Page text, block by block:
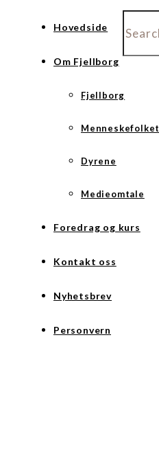
Hovedside
Om Fjellborg
Fjellborg
Menneskefolket
Dyrene
Medieomtale
Foredrag og kurs
Kontakt oss
Nyhetsbrev
Personvern